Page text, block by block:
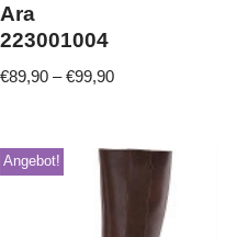
Ara
223001004
€89,90 –€99,90
Angebot!